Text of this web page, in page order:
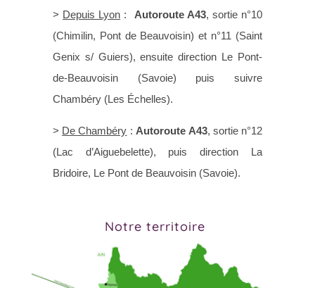
> Depuis Lyon : Autoroute A43, sortie n°10
(Chimilin, Pont de Beauvoisin) et n°11 (Saint
Genix s/ Guiers), ensuite direction Le Pont-
de-Beauvoisin (Savoie) puis suivre
Chambéry (Les Échelles).
> De Chambéry : Autoroute A43, sortie n°12
(Lac d’Aiguebelette), puis direction La
Bridoire, Le Pont de Beauvoisin (Savoie).
Notre territoire